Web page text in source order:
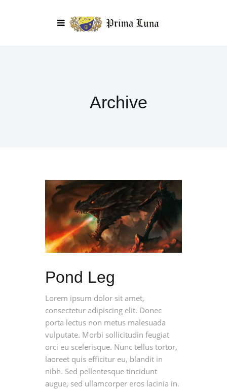
Archive
Pond Leg
Lorem ipsum dolor sit amet,
consectetur adipiscing elit. Donec
porta lectus non metus malesuada
vulputate. Morbi sollicitudin feugiat
orci eu scelerisque. Nunc tellus tortor,
laoreet quis efficitur eu, blandit in
nibh. Sed pellentesque tincidunt
augue, sed ullamcorper eros lacinia in.